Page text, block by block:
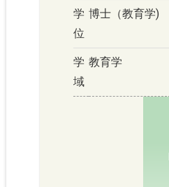
学
位
博士（教育学)
学
域
教育学